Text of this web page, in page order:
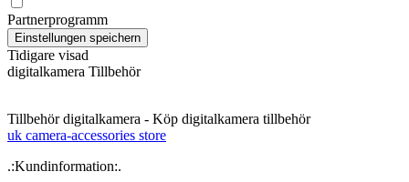
Partnerprogramm
Tidigare visad
digitalkamera Tillbehör
Tillbehör digitalkamera - Köp digitalkamera tillbehör
uk camera-accessories store
.:Kundinformation:.